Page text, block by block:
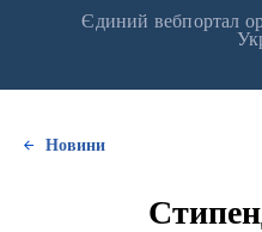
Єдиний вебпортал
Новини